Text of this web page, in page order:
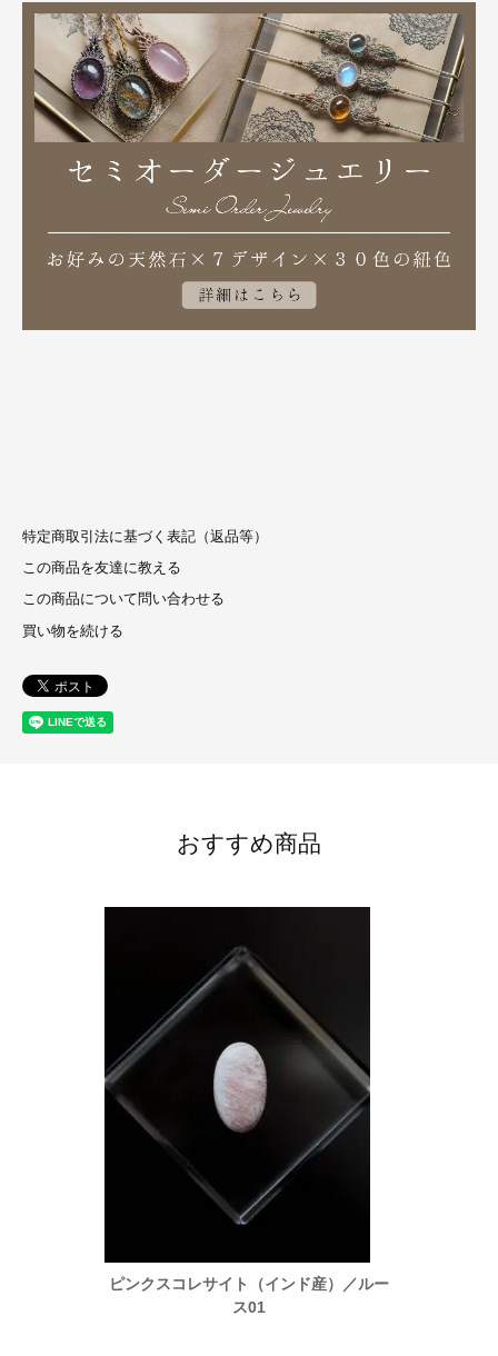
特定商取引法に基づく表記（返品等）
この商品を友達に教える
この商品について問い合わせる
買い物を続ける
おすすめ商品
ピンクスコレサイト（インド産）／ルー
ス01